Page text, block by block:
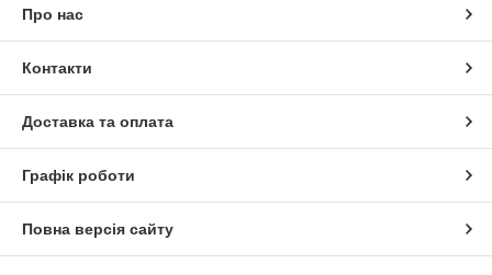
Про нас
Контакти
Доставка та оплата
Графік роботи
Повна версія сайту